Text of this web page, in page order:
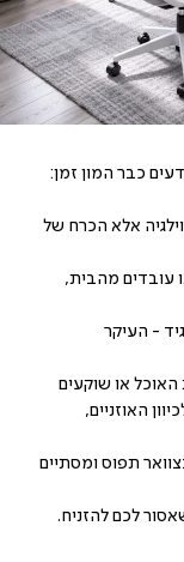
כבר המון זמן:
אלא הכרח של
עובדים מהבית,
- העיקר
או שוקעים
האוזניים,
תפוס ומסתיים
לכם להזניח.